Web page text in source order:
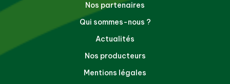
Nos partenaires
Qui sommes-nous ?
Actualités
Nos producteurs
Mentions légales